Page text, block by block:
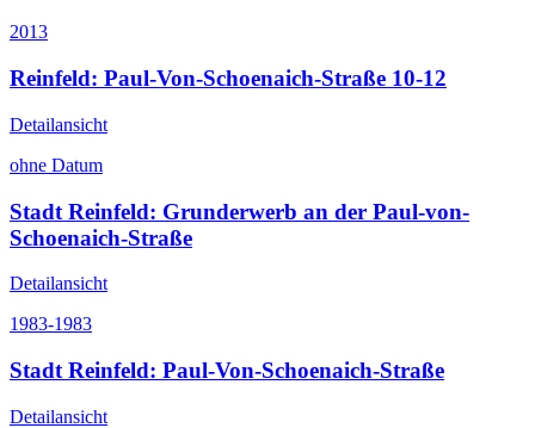
2013
Reinfeld: Paul-Von-Schoenaich-Straße 10-12
Detailansicht
ohne Datum
Stadt Reinfeld: Grunderwerb an der Paul-von-
Schoenaich-Straße
Detailansicht
1983-1983
Stadt Reinfeld: Paul-Von-Schoenaich-Straße
Detailansicht